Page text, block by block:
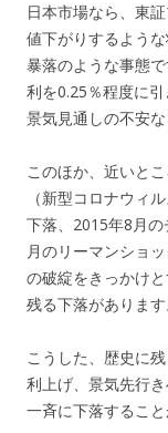
日本市場なら、東
値下がりするよう
暴落のような事態
利を0.25％程度に
景気見通しの不安
このほか、近いと
（新型コロナウィ
下落、2015年8月
月のリーマンショ
の破綻をきっかけ
残る下落があります
こうした、歴史に
利上げ、景気先行
一斉に下落すること